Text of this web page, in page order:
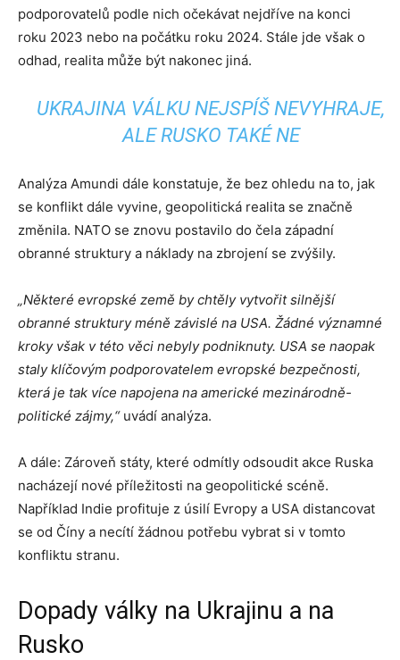
podporovatelů podle nich očekávat nejdříve na konci
roku 2023 nebo na počátku roku 2024. Stále jde však o
odhad, realita může být nakonec jiná.
UKRAJINA VÁLKU NEJSPÍŠ NEVYHRAJE,
ALE RUSKO TAKÉ NE
Analýza Amundi dále konstatuje, že bez ohledu na to, jak
se konflikt dále vyvine, geopolitická realita se značně
změnila. NATO se znovu postavilo do čela západní
obranné struktury a náklady na zbrojení se zvýšily.
„Některé evropské země by chtěly vytvořit silnější
obranné struktury méně závislé na USA. Žádné významné
kroky však v této věci nebyly podniknuty. USA se naopak
staly klíčovým podporovatelem evropské bezpečnosti,
která je tak více napojena na americké mezinárodně-
politické zájmy,“uvádí analýza.
A dále: Zároveň státy, které odmítly odsoudit akce Ruska
nacházejí nové příležitosti na geopolitické scéně.
Například Indie profituje z úsilí Evropy a USA distancovat
se od Číny a necítí žádnou potřebu vybrat si v tomto
konfliktu stranu.
Dopady války na Ukrajinu a na
Rusko